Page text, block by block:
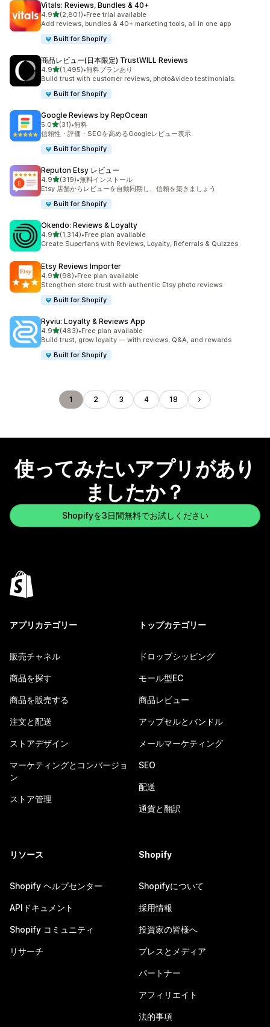
Vitals: Reviews, Bundles & 40+
4.95つ星中
(2,801)
合計レビュー数：2801件
•Free trial available
Add reviews, bundles & 40+ marketing tools, all in one app
Built for Shopify
商品レビュー(日本限定) TrustWILL Reviews
4.95つ星中
(1,495)
合計レビュー数：1495件
•無料プランあり
Build trust with customer reviews, photo&video testimonials.
Built for Shopify
Google Reviews by RepOcean
5.05つ星中
(31)
合計レビュー数：31件
•無料
信頼性・評価・SEOを高めるGoogleレビュー表示
Built for Shopify
Reputon Etsy レビュー
4.95つ星中
(319)
合計レビュー数：319件
•無料インストール
Etsy 店舗からレビューを自動同期し、信頼を築きましょう
Built for Shopify
Okendo: Reviews & Loyalty
4.95つ星中
(1,314)
合計レビュー数：1314件
•Free plan available
Create Superfans with Reviews, Loyalty, Referrals & Quizzes
Etsy Reviews Importer
4.95つ星中
(98)
合計レビュー数：98件
•Free plan available
Stengthen store trust with authentic Etsy photo reviews
Built for Shopify
Ryviu: Loyalty & Reviews App
4.95つ星中
(483)
合計レビュー数：483件
•Free plan available
Build trust, grow loyalty — with reviews, Q&A, and rewards
Built for Shopify
1 2 3 4 18
使ってみたいアプリがあり
ましたか？
Shopifyを3日間無料でお試しください
アプリカテゴリー
販売チャネル
商品を探す
商品を販売する
注文と配送
ストアデザイン
マーケティングとコンバージョ
ン
ストア管理
トップカテゴリー
ドロップシッピング
モール型EC
商品レビュー
アップセルとバンドル
メールマーケティング
SEO
配送
通貨と翻訳
リソース
Shopify ヘルプセンター
APIドキュメント
Shopify コミュニティ
リサーチ
Shopify
Shopifyについて
採用情報
投資家の皆様へ
プレスとメディア
パートナー
アフィリエイト
法的事項